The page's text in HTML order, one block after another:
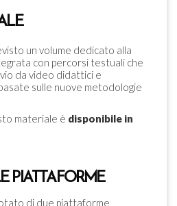
un volume dedicato alla
con percorsi testuali che
da video didattici e
sulle nuove metodologie
materiale è disponibile in
PIATTAFORME
di due piattaforme